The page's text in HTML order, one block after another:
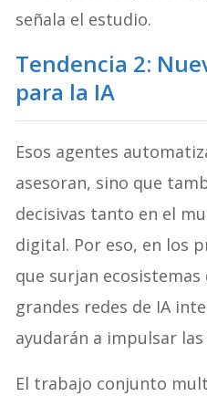
señala el estudio.
Tendencia 2:
para la IA
Esos agentes
asesoran, sino que
decisivas tanto en el
digital. Por eso, en los
que surjan
grandes redes de IA
ayudarán a impulsar
El trabajo conjunto